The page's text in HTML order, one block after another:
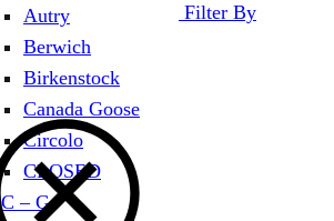
Autry
Berwich
Birkenstock
Canada Goose
Circolo
CLOSED
C – G
Filter By